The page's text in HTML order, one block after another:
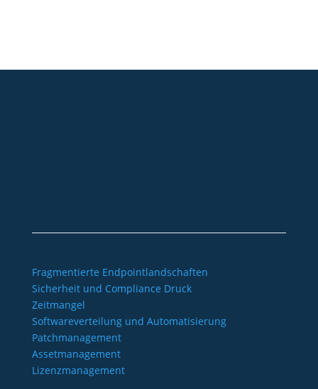
Fragmentierte Endpointlandschaften
Sicherheit und Compliance Druck
Zeitmangel
Softwareverteilung und Automatisierung
Patchmanagement
Assetmanagement
Lizenzmanagement